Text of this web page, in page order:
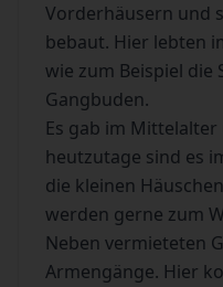
Vorderhäusern und
bebaut. Hier lebten
wie zum Beispiel die
Gangbuden.
Es gab im Mittelalter
heutzutage sind es
die kleinen
werden gerne zum
Neben vermieteten
Armengänge. Hier